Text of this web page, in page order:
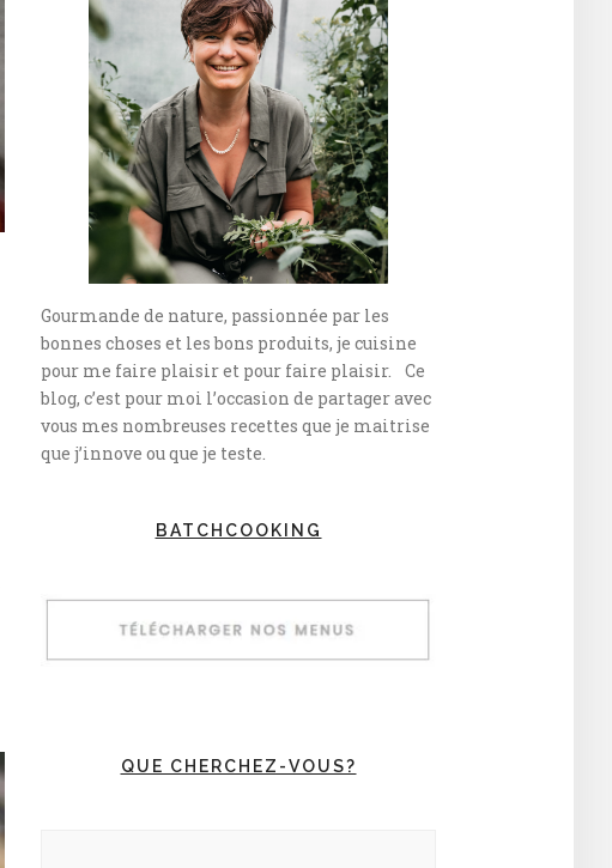
Gourmande de nature, passionnée par les
bonnes choses et les bons produits, je cuisine
pour me faire plaisir et pour faire plaisir. Ce
blog, c’est pour moi l’occasion de partager avec
vous mes nombreuses recettes que je maitrise
que j’innove ou que je teste.
BATCHCOOKING
QUE CHERCHEZ-VOUS?